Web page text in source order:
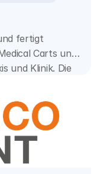
fertigt
Carts und
und Klinik. Die